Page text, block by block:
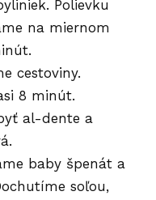
Polievku
na miernom
cestoviny.
8 minút.
al-dente a
baby špenát a
soľou,